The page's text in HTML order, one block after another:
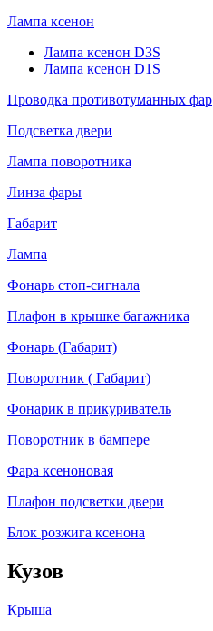
Лампа ксенон
Лампа ксенон D3S
Лампа ксенон D1S
Проводка противотуманных фар
Подсветка двери
Лампа поворотника
Линза фары
Габарит
Лампа
Фонарь стоп-сигнала
Плафон в крышке багажника
Фонарь (Габарит)
Поворотник ( Габарит)
Фонарик в прикуриватель
Поворотник в бампере
Фара ксеноновая
Плафон подсветки двери
Блок розжига ксенона
Кузов
Крыша